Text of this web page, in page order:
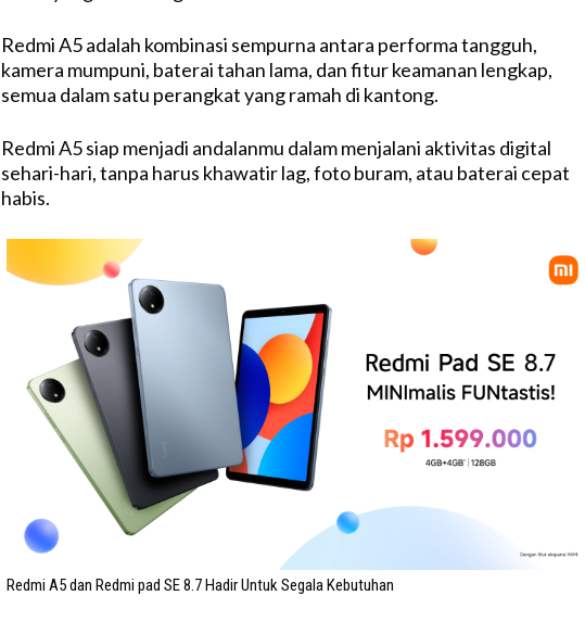
Redmi A5 adalah kombinasi sempurna antara performa tangguh,
kamera mumpuni, baterai tahan lama, dan fitur keamanan lengkap,
semua dalam satu perangkat yang ramah di kantong.
Redmi A5 siap menjadi andalanmu dalam menjalani aktivitas digital
sehari-hari, tanpa harus khawatir lag, foto buram, atau baterai cepat
habis.
Redmi A5 dan Redmi pad SE 8.7 Hadir Untuk Segala Kebutuhan